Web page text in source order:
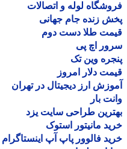
لوله و اتصالات
زنده جام جهانی
طلا دست دوم
اچ پی
وین تک
دلار امروز
ارز دیجیتال در تهران
بار
طراحی سایت یزد
مانیتور استوک
فالوور پاپ آپ اینستاگرام